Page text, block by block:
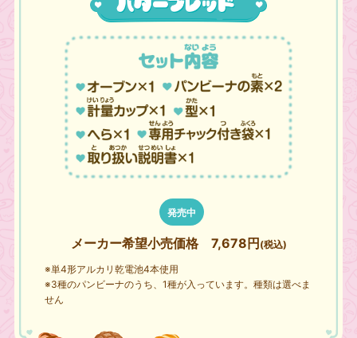
発売中
メーカー希望小売価格 7,678円(税込)
※単4形アルカリ乾電池4本使用
※3種のパンビーナのうち、1種が入っています。種類は選べま
せん